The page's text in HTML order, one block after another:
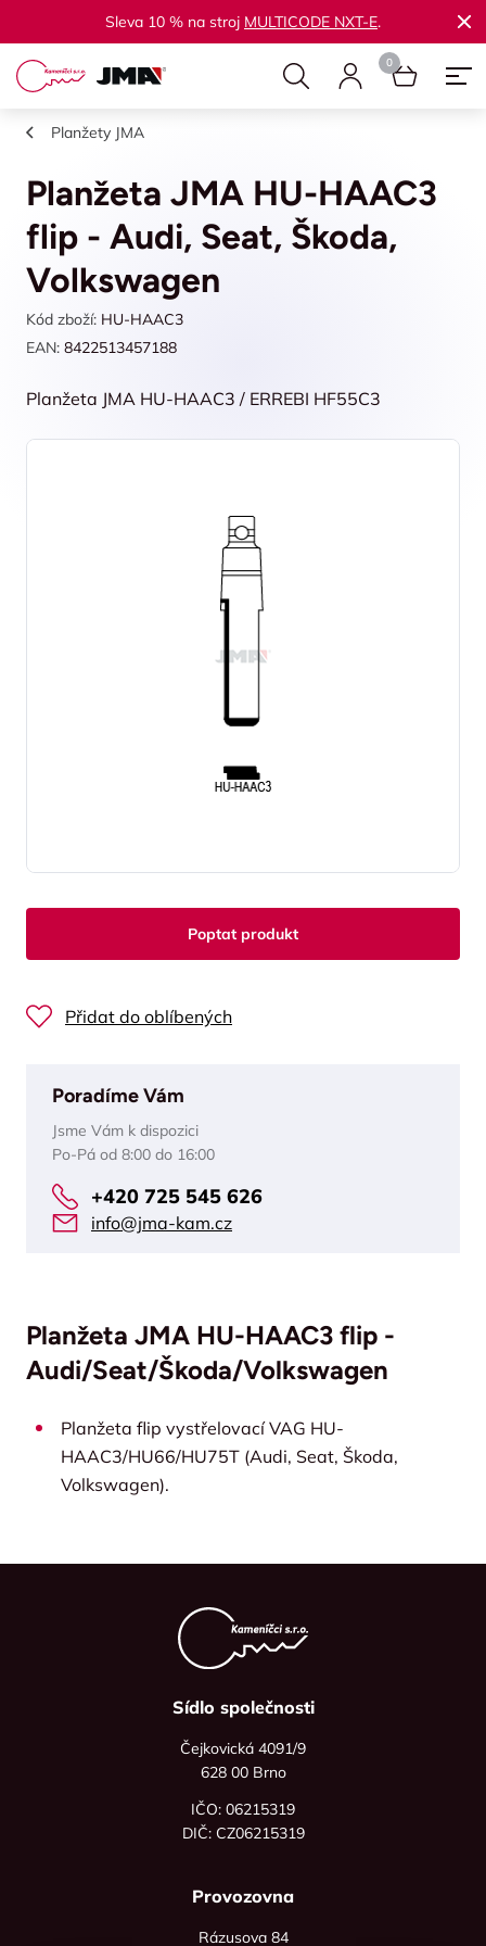
Sleva 10 % na stroj MULTICODE NXT-E.
Planžety JMA
Planžeta JMA HU-HAAC3
flip - Audi, Seat, Škoda,
Volkswagen
Kód zboží: HU-HAAC3
EAN: 8422513457188
Planžeta JMA HU-HAAC3 / ERREBI HF55C3
Poptat produkt
Přidat do oblíbených
Poradíme Vám
Jsme Vám k dispozici
Po-Pá od 8:00 do 16:00
+420 725 545 626
info@jma-kam.cz
Planžeta JMA HU-HAAC3 flip -
Audi/Seat/Škoda/Volkswagen
Planžeta flip vystřelovací VAG HU-
HAAC3/HU66/HU75T (Audi, Seat, Škoda,
Volkswagen).
Sídlo společnosti
Čejkovická 4091/9
628 00 Brno
IČO: 06215319
DIČ: CZ06215319
Provozovna
Rázusova 84